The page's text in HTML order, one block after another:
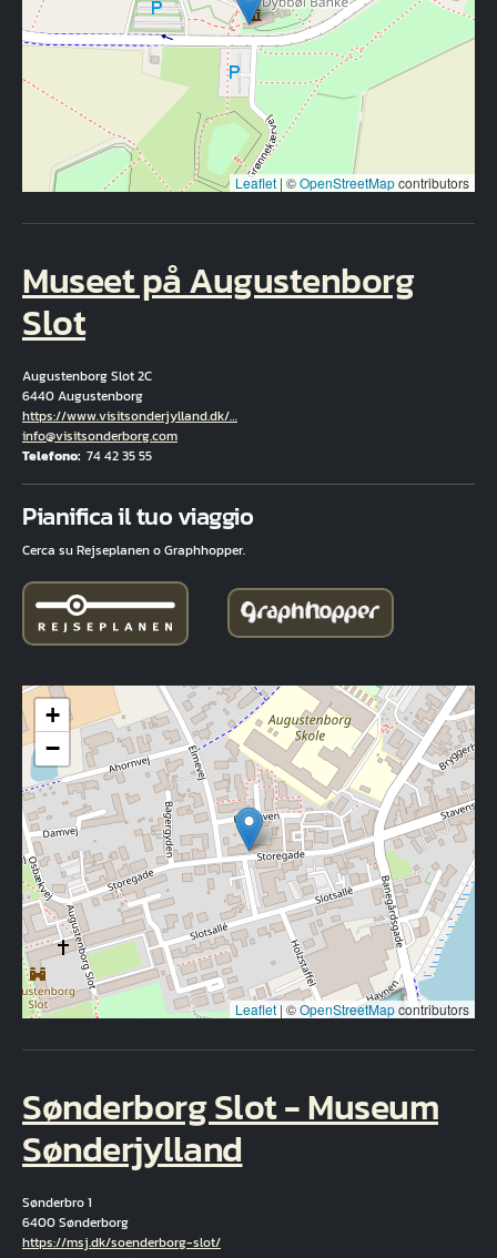
Leaflet | ©OpenStreetMapcontributors
Museet på Augustenborg
Slot
Augustenborg Slot 2C
6440 Augustenborg
Hjemmeside
https://www.visitsonderjylland.dk/…
E-mail
info@visitsonderborg.com
Telefono 74 42 35 55
Pianifica il tuo viaggio
Cerca su Rejseplanen o Graphhopper.
+
−
Leaflet | ©OpenStreetMapcontributors
Sønderborg Slot - Museum
Sønderjylland
Sønderbro 1
6400 Sønderborg
Hjemmeside
https://msj.dk/soenderborg-slot/